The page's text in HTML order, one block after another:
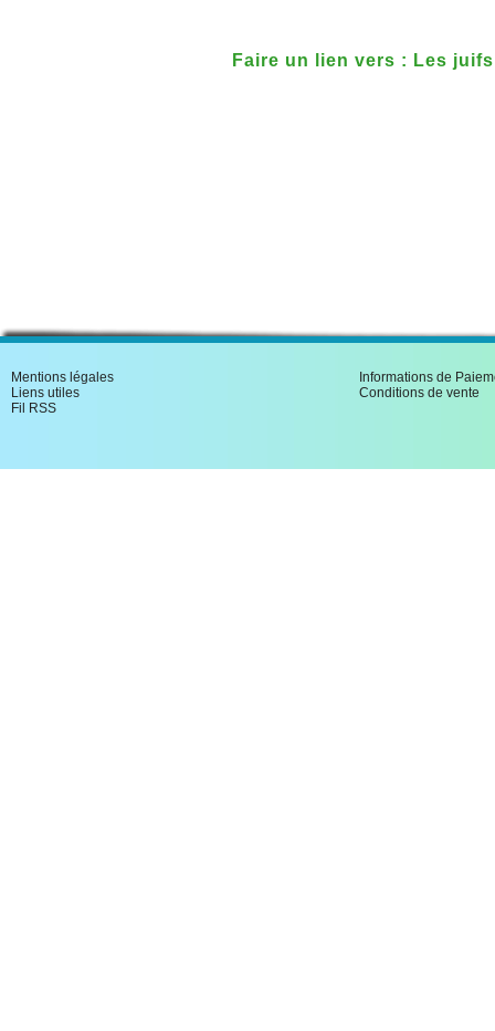
Faire un lien vers : Les
Mentions légales
Liens utiles
Fil RSS
Informations de
Conditions de vente